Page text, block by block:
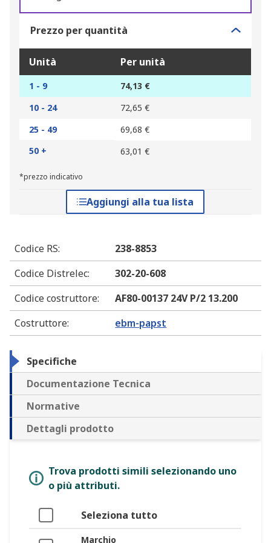
Prezzo per quantità
Unità Per unità
1 - 9
74,13 €
10 - 24
72,65 €
25 - 49
69,68 €
50 +
63,01 €
*prezzo indicativo
Aggiungi alla tua lista
Codice RS:
238-8853
Codice Distrelec:
302-20-608
Codice costruttore:
AF80-00137 24V P/2 13.200
Costruttore: ebm-papst
Specifiche
Documentazione Tecnica
Normative
Dettagli prodotto
Trova prodotti simili selezionando uno
o più attributi.
Seleziona tutto
Marchio